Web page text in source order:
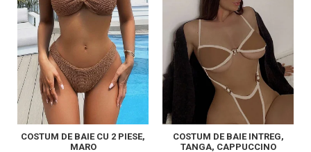
COSTUM DE BAIE CU 2 PIESE,
MARO
COSTUM DE BAIE INTREG,
TANGA, CAPPUCCINO